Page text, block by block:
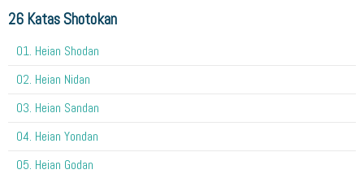
26 Katas Shotokan
01. Heian Shodan
02. Heian Nidan
03. Heian Sandan
04. Heian Yondan
05. Heian Godan